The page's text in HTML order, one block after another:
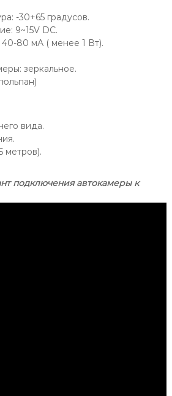
-30+65 градусов.
9~15V DC.
80 мА ( менее 1 Вт).
зеркальное.
вида.
метров).
подключения автокамеры к